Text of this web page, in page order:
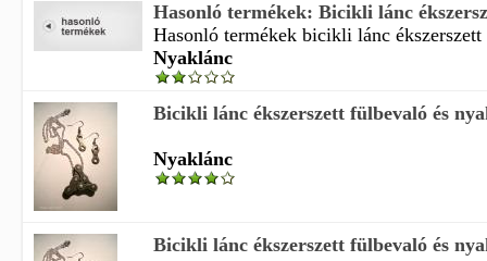
Hasonló termékek: Bicikli lánc
Hasonló termékek bicikli lánc
Nyaklánc
Bicikli lánc ékszerszett fülbevaló és
Nyaklánc
Bicikli lánc ékszerszett fülbevaló és